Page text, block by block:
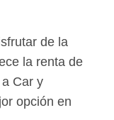
de la
la renta de
Car y
opción en